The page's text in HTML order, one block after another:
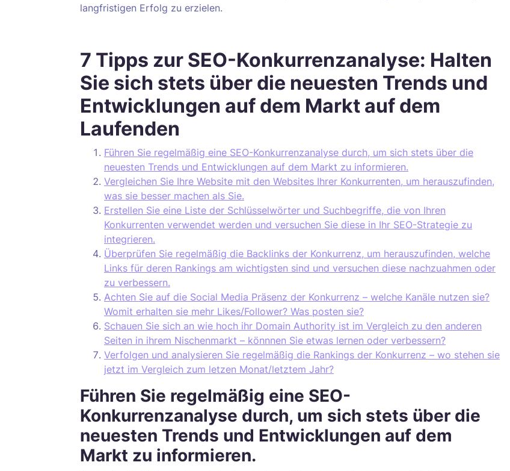
langfristigen Erfolg zu erzielen.
7 Tipps zur SEO-Konkurrenzanalyse: Halten
Sie sich stets über die neuesten Trends und
Entwicklungen auf dem Markt auf dem
Laufenden
Führen Sie regelmäßig eine SEO-Konkurrenzanalyse durch, um sich stets über die
neuesten Trends und Entwicklungen auf dem Markt zu informieren.
Vergleichen Sie Ihre Website mit den Websites Ihrer Konkurrenten, um herauszufinden,
was sie besser machen als Sie.
Erstellen Sie eine Liste der Schlüsselwörter und Suchbegriffe, die von Ihren
Konkurrenten verwendet werden und versuchen Sie diese in Ihr SEO-Strategie zu
integrieren.
Überprüfen Sie regelmäßig die Backlinks der Konkurrenz, um herauszufinden, welche
Links für deren Rankings am wichtigsten sind und versuchen diese nachzuahmen oder
zu verbessern.
Achten Sie auf die Social Media Präsenz der Konkurrenz – welche Kanäle nutzen sie?
Womit erhalten sie mehr Likes/Follower? Was posten sie?
Schauen Sie sich an wie hoch ihr Domain Authority ist im Vergleich zu den anderen
Seiten in ihrem Nischenmarkt – könnnen Sie etwas lernen oder verbessern?
Verfolgen und analysieren Sie regelmäßig die Rankings der Konkurrenz – wo stehen sie
jetzt im Vergleich zum letzen Monat/letztem Jahr?
Führen Sie regelmäßig eine SEO-
Konkurrenzanalyse durch, um sich stets über die
neuesten Trends und Entwicklungen auf dem
Markt zu informieren.